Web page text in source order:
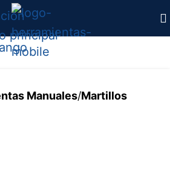
principal
ampliar
Manuales/Martillos